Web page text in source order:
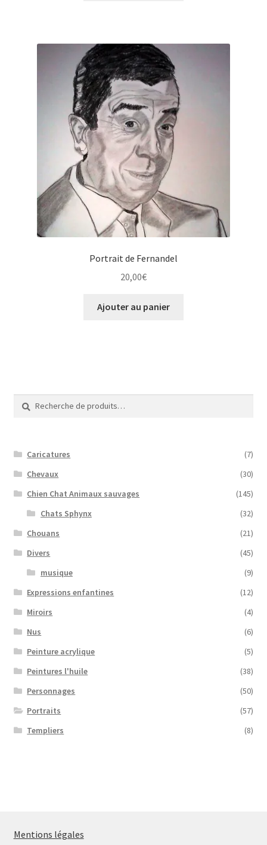
Portrait de Fernandel
20,00€
Ajouter au panier
Recherche
pour :
Recherche
Caricatures
(7)
Chevaux
(30)
Chien Chat Animaux sauvages
(145)
Chats Sphynx
(32)
Chouans
(21)
Divers
(45)
musique
(9)
Expressions enfantines
(12)
Miroirs
(4)
Nus
(6)
Peinture acrylique
(5)
Peintures l'huile
(38)
Personnages
(50)
Portraits
(57)
Templiers
(8)
Mentions légales